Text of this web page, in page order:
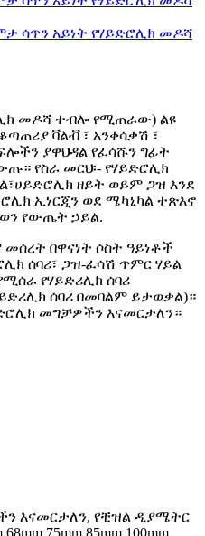
መዶሻ ተብሎ የሚጠራው) ልዩ
ቫልቭ ፣ አንቀሳቃሽ ፣
ያዋህዳል የፈሳሹን ግፊት
የስራ መርህ፡- የሃይድሮሊክ
ዘይት ወይም ጋዝ እንደ
ኢነርጂን ወደ ሜካኒካል ተጽእኖ
የውጤት ኃይል.
በዋናነት ሶስት ዓይነቶች
ሰባሪ፣ ጋዝ-ፈሳሽ ጥምር ሃይል
የሃይድሪሊክ ሰባሪ
ሰባሪ በመባልም ይታወቃል)።
መግቻዎችን እናመርታለን።
እናመርታለን, የቺዝል ዲያሜትር
68mm 75mm 85mm 100mm